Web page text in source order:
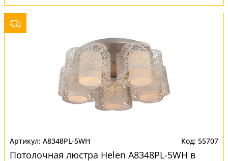
A8348PL-5WH 55707
Потолочная люстра Helen A8348PL-5WH в